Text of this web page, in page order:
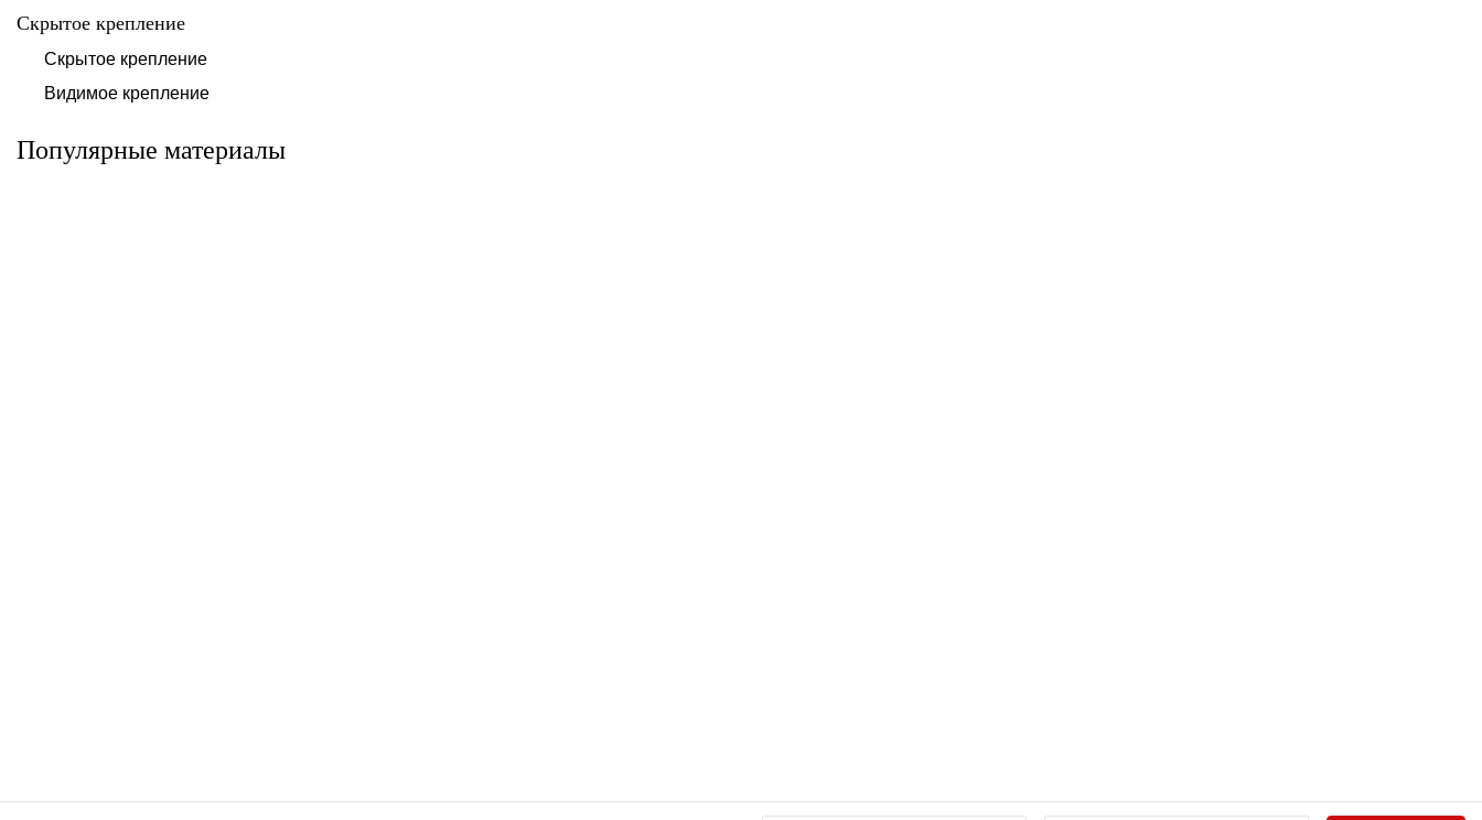
Скрытое крепление
Скрытое крепление
Видимое крепление
Популярные материалы
Система для
облицовки
клинкерными
плитками «под
Альтернатива
Альтернатива